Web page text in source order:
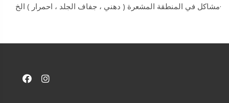
·مشاكل في المنطقة المشعرة ( دهني ، جفاف الجلد ، احمرار ) الخ